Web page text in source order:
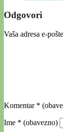
Odgovori
Vaša adresa e-
Komentar *
Ime * (obavezno)